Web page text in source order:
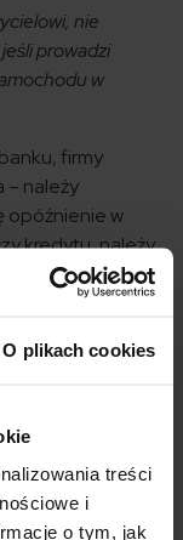
O plikach cookies
treści
i
o tym, jak
nie
prowadzi
w
firmy
– należy
opóźnienie w
kredytu, należy
pokazują
czy leasingu,
pokryć z